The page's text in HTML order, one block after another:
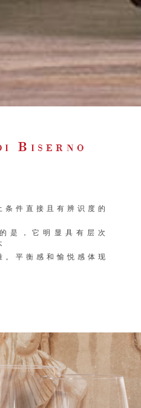
B ISERNO
件直接且有辨识度的
，它明显具有层次
。平衡感和愉悦感体现